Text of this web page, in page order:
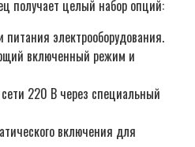
получает целый набор опций:
электрооборудования.
включенный режим и
220 В через специальный
включения для